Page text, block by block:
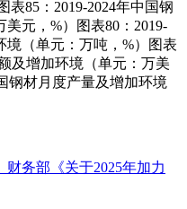
85：2019-2024年中国钢
元，%）图表80：2019-
境（单元：万吨，%）图表
及增加环境（单元：万美
钢材月度产量及增加环境
务部《关于2025年加力